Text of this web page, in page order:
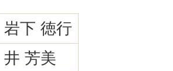
岩下 徳行
井 芳美